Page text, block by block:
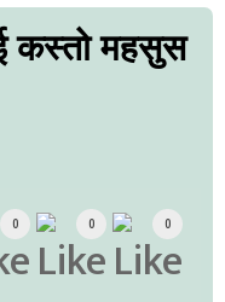
कस्तो महसुस
0 0 0